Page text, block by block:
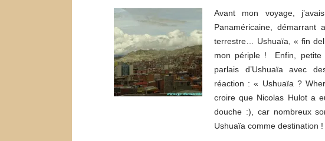
Avant mon voyage,
Panaméricaine, démarrant
terrestre… Ushuaïa, « fin
mon périple ! Enfin, petite
parlais d’Ushuaïa avec
réaction : « Ushuaïa ?
croire que Nicolas Hulot a
douche :), car nombreux
Ushuaïa comme destination !